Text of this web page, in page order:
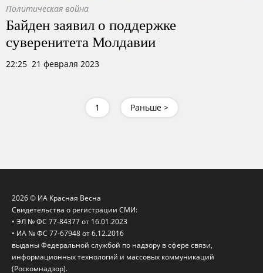
Политическая война
Байден заявил о поддержке
суверенитета Молдавии
22:25 21 февраля 2023
1 Раньше >
2026 © ИА Красная Весна
Свидетельства о регистрации СМИ:
• ЭЛ № ФС 77-84377 от 16.01.2023
• ИА № ФС 77-67948 от 6.12.2016
выданы Федеральной службой по надзору в сфере связи,
информационных технологий и массовых коммуникаций
(Роскомнадзор).